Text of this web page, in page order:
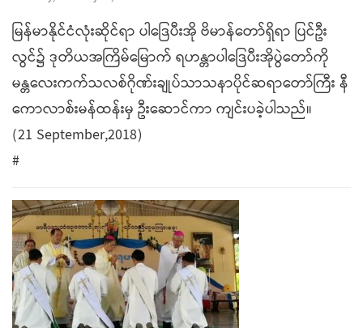
မြန်မာနိုင်ငံလုံးဆိုင်ရာ ပါဒြေပီးအို ဗိမာန်တော်ရှိရာ ပြင်ဦး
လွင်၌ ဒုတိယအကြိမ်မြောက် ရဟန္တာပါဒြေပီးအိုပွဲတော်ကို
မန္တလေးကက်သလစ်ဂိုဏ်းချုပ်သာသနာပိုင်ဆရာတော်ကြီး နီ
ကောလာစ်းမန်ထန်းမှ ဦးဆောင်ကာ ကျင်းပခဲ့ပါသည်။
(21 September,2018)
#